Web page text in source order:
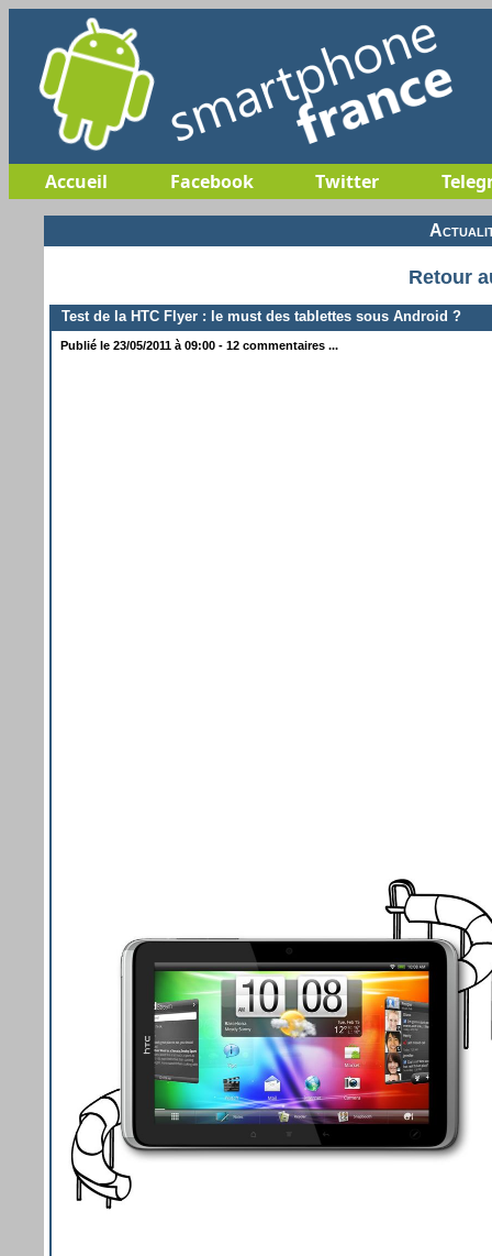
Accueil Facebook Twitter
Retour
Test de la HTC Flyer : le must des tablettes sous Android ?
Publié le 23/05/2011 à 09:00 - 12 commentaires ...